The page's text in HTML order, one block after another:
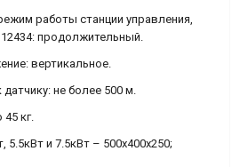
работы станции управления,
продолжительный.
вертикальное.
не более 500 м.
кг.
5.5кВт и 7.5кВт – 500х400х250;